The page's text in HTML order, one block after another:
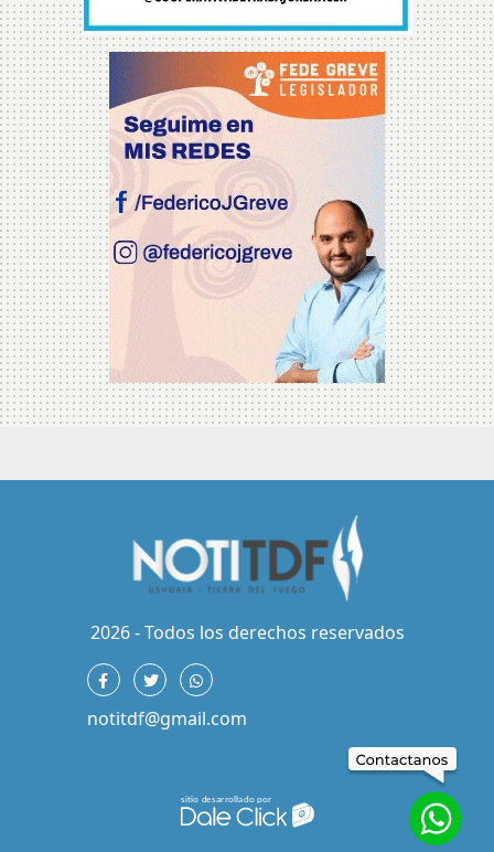
2026 - Todos los derechos reservados
notitdf@gmail.com